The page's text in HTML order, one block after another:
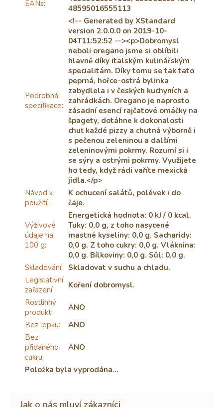
EANs:
48595016555113
Podrobná
specifikace:
<!-- Generated by XStandard
version 2.0.0.0 on 2019-10-
04T11:52:52 --><p>Dobromysl
neboli oregano jsme si oblíbili
hlavně díky italským kulinářským
specialitám. Díky tomu se tak tato
peprná, hořce-ostrá bylinka
zabydlela i v českých kuchyních a
zahrádkách. Oregano je naprosto
zásadní esencí rajčatové omáčky na
špagety, dotáhne k dokonalosti
chuť každé pizzy a chutná výborně i
s pečenou zeleninou a dalšími
zeleninovými pokrmy. Rozumí si i
se sýry a ostrými pokrmy. Využijete
ho tedy, když rádi vaříte mexická
jídla.</p>
Návod k
použití:
K ochucení salátů, polévek i do
čaje.
Výživové
údaje na
100 g:
Energetická hodnota: 0 kJ / 0 kcal.
Tuky: 0,0 g, z toho nasycené
mastné kyseliny: 0,0 g. Sacharidy:
0,0 g. Z toho cukry: 0,0 g. Vláknina:
0,0 g. Bílkoviny: 0,0 g. Sůl: 0,0 g.
Skladování: Skladovat v suchu a chladu.
Legislativní
zařazení:
Koření dobromysl.
Rostlinný
produkt:
ANO
Bez lepku:
ANO
Bez
přidaného
cukru:
ANO
Položka byla vyprodána…